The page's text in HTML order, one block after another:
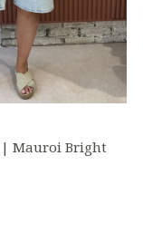
| Mauroi Bright